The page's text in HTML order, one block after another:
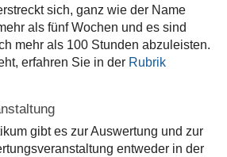
sich, ganz wie der Name
als fünf Wochen und es sind
mehr als 100 Stunden abzuleisten.
erfahren Sie in der Rubrik
gibt es zur Auswertung und zur
entweder in der